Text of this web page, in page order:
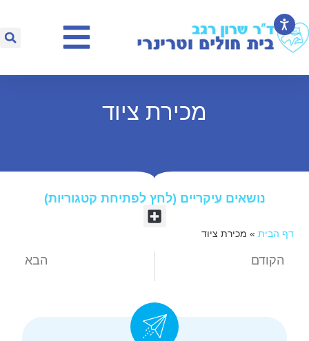
מכירת ציוד
נושאים עיקריים (לחץ לפתיחת קטגוריות)​
דף הבית » מכירת ציוד
הקודם הבא